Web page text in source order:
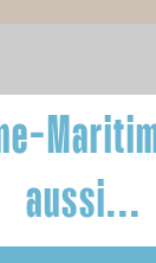
aussi...